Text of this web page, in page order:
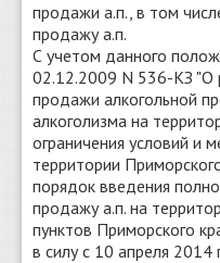
продажи а.п., в том
продажу а.п.
С учетом данного
02.12.2009 N 536-КЗ "О
продажи алкогольной
алкоголизма на
ограничения условий и
территории
порядок введения
продажу а.п. на
пунктов Приморского
в силу с 10 апреля 2014